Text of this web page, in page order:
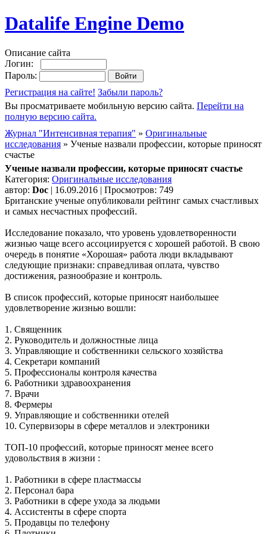
Datalife Engine Demo
Описание сайта
Логин:
Пароль:
Регистрация на сайте! Забыли пароль?
Вы просматриваете мобильную версию сайта. Перейти на
полную версию сайта.
Журнал "Интенсивная терапия" » Оригинальные
исследования » Ученые назвали профессии, которые приносят
счастье
Ученые назвали профессии, которые приносят счастье
Категория: Оригинальные исследования
автор: Doc | 16.09.2016 | Просмотров: 749
Британские ученые опубликовали рейтинг самых счастливых
и самых несчастных профессий.
Исследование показало, что уровень удовлетворенности
жизнью чаще всего ассоциируется с хорошей работой. В свою
очередь в понятие «Хорошая» работа люди вкладывают
следующие признаки: справедливая оплата, чувство
достижения, разнообразие и контроль.
В список профессий, которые приносят наибольшее
удовлетворение жизнью вошли:
1. Священник
2. Руководитель и должностные лица
3. Управляющие и собственники сельского хозяйства
4. Секретари компаний
5. Профессионалы контроля качества
6. Работники здравоохранения
7. Врачи
8. Фермеры
9. Управляющие и собственники отелей
10. Супервизоры в сфере металлов и электроники
ТОП-10 профессий, которые приносят менее всего
удовольствия в жизни :
1. Работники в сфере пластмассы
2. Персонал бара
3. Работники в сфере ухода за людьми
4. Ассистенты в сфере спорта
5. Продавцы по телефону